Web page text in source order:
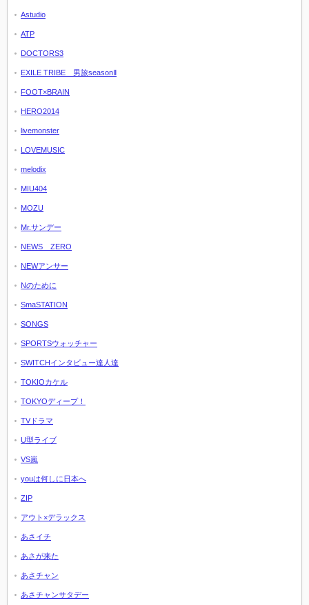
Astudio
ATP
DOCTORS3
EXILE TRIBE 男旅seasonⅡ
FOOT×BRAIN
HERO2014
livemonster
LOVEMUSIC
melodix
MIU404
MOZU
Mr.サンデー
NEWS ZERO
NEWアンサー
Nのために
SmaSTATION
SONGS
SPORTSウォッチャー
SWITCHインタビュー達人達
TOKIOカケル
TOKYOディープ！
TVドラマ
U型ライブ
VS嵐
youは何しに日本へ
ZIP
アウト×デラックス
あさイチ
あさが来た
あさチャン
あさチャンサタデー